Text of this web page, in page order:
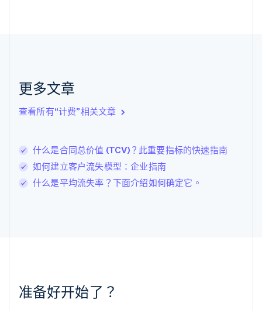
更多文章
查看所有“计费”相关文章
什么是合同总价值 (TCV)？此重要指标的快速指南
如何建立客户流失模型：企业指南
什么是平均流失率？下面介绍如何确定它。
准备好开始了？
English
English
卢森堡
罗马尼亚
English
挪威